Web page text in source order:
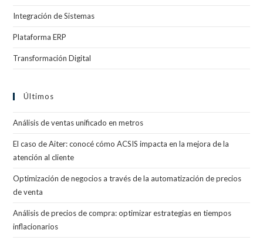
Integración de Sistemas
Plataforma ERP
Transformación Digital
Últimos
Análisis de ventas unificado en metros
El caso de Aiter: conocé cómo ACSIS impacta en la mejora de la
atención al cliente
Optimización de negocios a través de la automatización de precios
de venta
Análisis de precios de compra: optimizar estrategias en tiempos
inflacionarios